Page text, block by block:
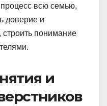
всю семью,
доверие и
строить понимание
и